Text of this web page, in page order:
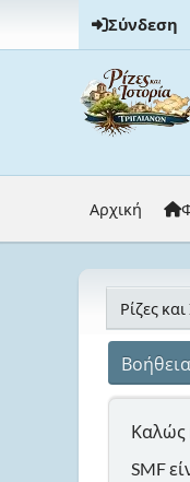
Σύνδεση
Αρχική
Ρίζες
Καλώς
SMF